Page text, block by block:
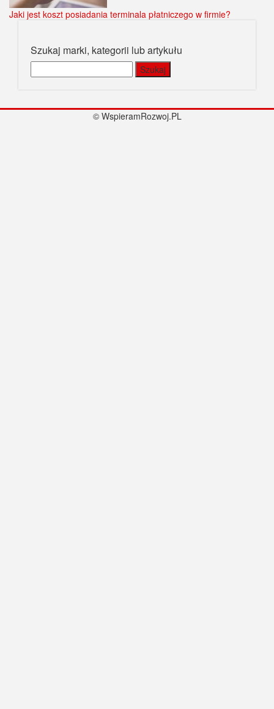
Jaki jest koszt posiadania terminala płatniczego w firmie?
Szukaj marki, kategorii lub artykułu
© WspieramRozwoj.PL